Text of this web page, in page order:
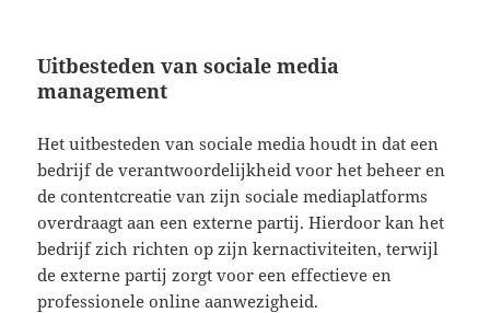
Uitbesteden van sociale media
management
Het uitbesteden van sociale media houdt in dat een
bedrijf de verantwoordelijkheid voor het beheer en
de contentcreatie van zijn sociale mediaplatforms
overdraagt aan een externe partij. Hierdoor kan het
bedrijf zich richten op zijn kernactiviteiten, terwijl
de externe partij zorgt voor een effectieve en
professionele online aanwezigheid.